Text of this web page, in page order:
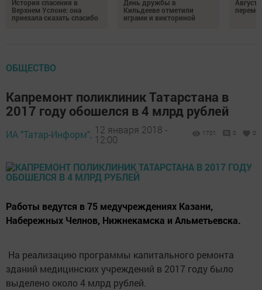
История спасения в
Верхнем Услоне: она
приехала сказать спасибо
День дружбы в
Кильдееве отметили
играми и викториной
Август
ОБЩЕСТВО
Капремонт поликлиник Татарстана в
2017 году обошелся в 4 млрд рублей
ИА "Татар-Информ", 12 января 2018 -
12:00
1701 0 0
Работы ведутся в 75 медучреждениях Казани,
Набережных Челнов, Нижнекамска и Альметьевска.
На реализацию программы капитального ремонта
зданий медицинских учреждений в 2017 году было
выделено около 4 млрд рублей.